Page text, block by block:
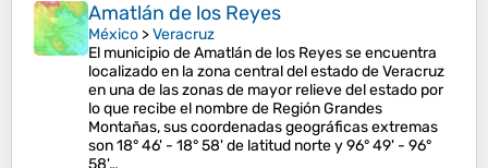
Amatlán de los Reyes
México >Veracruz
El municipio de Amatlán de los Reyes se encuentra
localizado en la zona central del estado de Veracruz
en una de las zonas de mayor relieve del estado por
lo que recibe el nombre de Región Grandes
Montañas, sus coordenadas geográficas extremas
son 18° 46' - 18° 58' de latitud norte y 96° 49' - 96°
58'…